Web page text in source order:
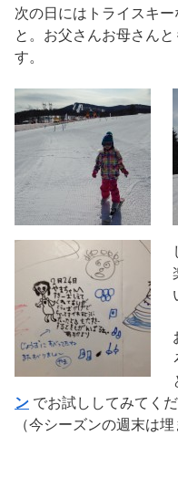
次の日にはトライスキ
と。お父さんお母さん
す。
ン でお試ししてみてくだ
（今シーズンの週末は